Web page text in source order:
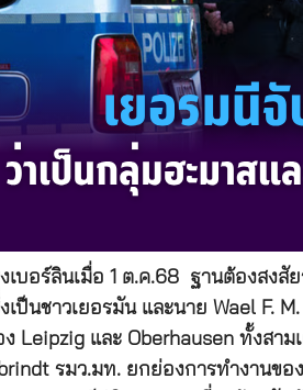
บอร์ลินเมื่อ 1 ต.ค.68 ฐานต้องสงสั
เป็นชาวเยอรมัน และนาย Wael
Leipzig และ Oberhausen ทั้งสา
รมว.มท. ยกย่องการทำงานข